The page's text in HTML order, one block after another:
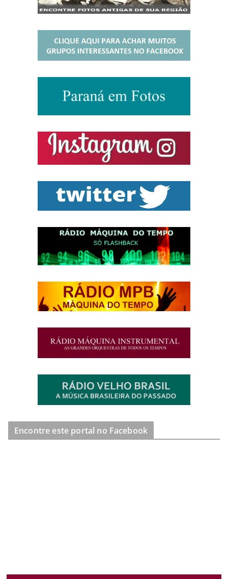
Encontre este portal no Facebook